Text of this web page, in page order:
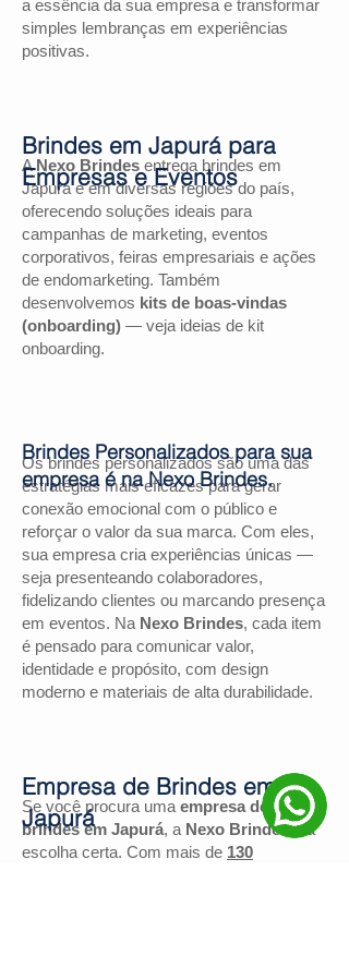
a essência da sua empresa e transformar
simples lembranças em experiências
positivas.
ANexo Brindes entrega brindes em
Japurá e em diversas regiões do país,
oferecendo soluções ideais para
campanhas de marketing, eventos
corporativos, feiras empresariais e ações
de endomarketing. Também
desenvolvemos kits de boas-vindas
(onboarding) — veja ideias de kit
onboarding.
Os brindes personalizados são uma das
estratégias mais eficazes para gerar
conexão emocional com o público e
reforçar o valor da sua marca. Com eles,
sua empresa cria experiências únicas —
seja presenteando colaboradores,
fidelizando clientes ou marcando presença
em eventos. Na Nexo Brindes, cada item
é pensado para comunicar valor,
identidade e propósito, com design
moderno e materiais de alta durabilidade.
Se você procura uma empresa de
brindes em Japurá, a Nexo Brindesé a
escolha certa. Com mais de 130
Brindes em Japurá para
Empresas e Eventos
Brindes Personalizados para sua
empresa é na Nexo Brindes.
Empresa de Brindes em
Japurá